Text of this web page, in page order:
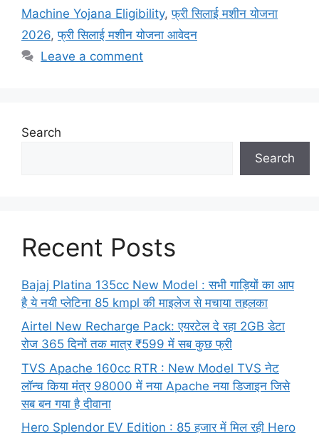
Machine Yojana Eligibility,फ्री सिलाई मशीन योजना
2026,फ्री सिलाई मशीन योजना आवेदन
Leave a comment
Search
Search
Recent Posts
Bajaj Platina 135cc New Model : सभी गाड़ियों का आप
है ये नयी प्लेटिना 85 kmpl की माइलेज से मचाया तहलका
Airtel New Recharge Pack: एयरटेल दे रहा 2GB डेटा
रोज 365 दिनों तक मात्र ₹599 में सब कुछ फ्री
TVS Apache 160cc RTR : New Model TVS नेट
लॉन्च किया मंत्र 98000 में नया Apache नया डिजाइन जिसे
सब बन गया है दीवाना
Hero Splendor EV Edition : 85 हजार में मिल रही Hero